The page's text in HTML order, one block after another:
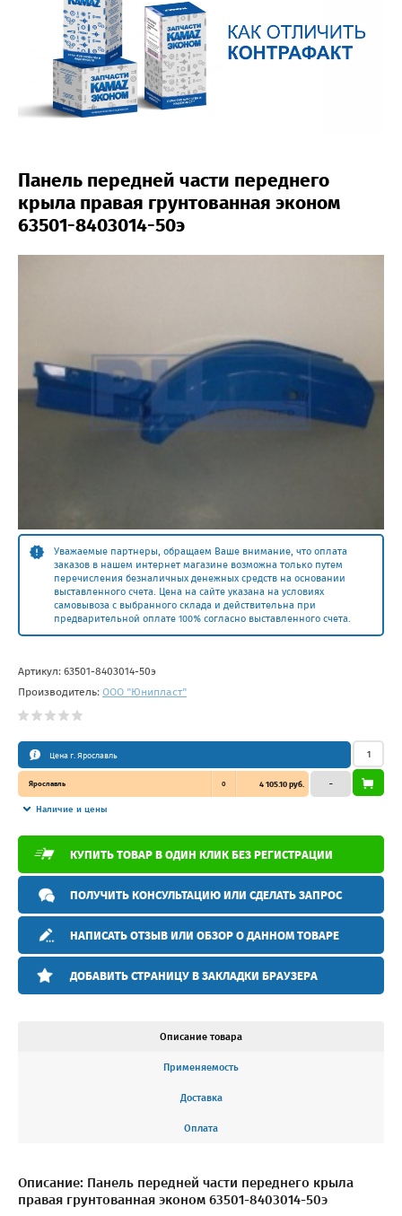
Панель передней части переднего
крыла правая грунтованная эконом
63501-8403014-50э
Уважаемые партнеры, обращаем Ваше внимание, что оплата
заказов в нашем интернет магазине возможна только путем
перечисления безналичных денежных средств на основании
выставленного счета. Цена на сайте указана на условиях
самовывоза с выбранного склада и действительна при
предварительной оплате 100% согласно выставленного счета.
Артикул: 63501-8403014-50э
Производитель: ООО "Юнипласт"
Цена г. Ярославль
Ярославль 0 4 105.10 руб.
Наличие и цены
–
КУПИТЬ ТОВАР В ОДИН КЛИК БЕЗ РЕГИСТРАЦИИ
ПОЛУЧИТЬ КОНСУЛЬТАЦИЮ ИЛИ СДЕЛАТЬ ЗАПРОС
НАПИСАТЬ ОТЗЫВ ИЛИ ОБЗОР О ДАННОМ ТОВАРЕ
ДОБАВИТЬ СТРАНИЦУ В ЗАКЛАДКИ БРАУЗЕРА
Описание товара
Применяемость
Доставка
Оплата
Описание: Панель передней части переднего крыла
правая грунтованная эконом 63501-8403014-50э